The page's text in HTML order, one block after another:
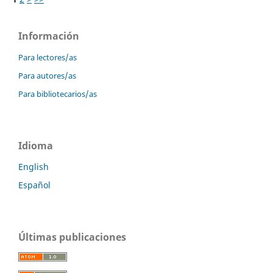
Información
Para lectores/as
Para autores/as
Para bibliotecarios/as
Idioma
English
Español
Últimas publicaciones